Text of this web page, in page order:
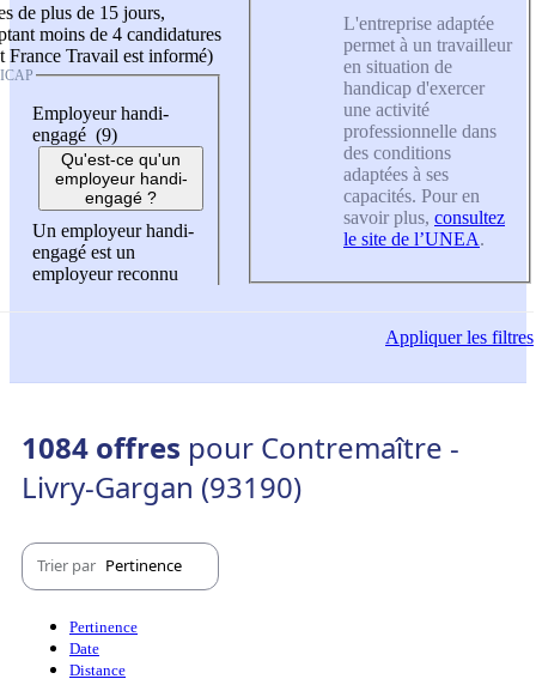
de plus de 15 jours,
moins de 4 candidatures
France Travail est informé)
Employeur handi-
engagé (9)
Qu'est-ce qu'un
employeur handi-
engagé ?
Un employeur handi-
engagé est un
employeur reconnu
L'entreprise adaptée
permet à un travailleur
en situation de
handicap d'exercer
une activité
professionnelle dans
des conditions
adaptées à ses
capacités. Pour en
savoir plus, consultez
le site de l’UNEA.
Appliquerles filtres
1084 offres pour Contremaître -
Livry-Gargan (93190)
Trier par Pertinence
Pertinence
Date
Distance